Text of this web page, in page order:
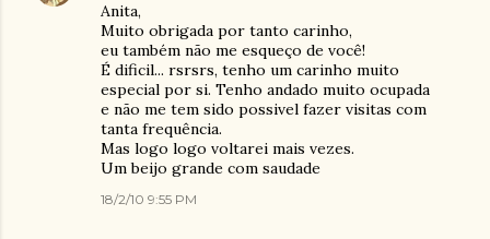
Anita,
Muito obrigada por tanto carinho,
eu também não me esqueço de você!
É dificil... rsrsrs, tenho um carinho muito
especial por si. Tenho andado muito ocupada
e não me tem sido possivel fazer visitas com
tanta frequência.
Mas logo logo voltarei mais vezes.
Um beijo grande com saudade
18/2/10 9:55 PM